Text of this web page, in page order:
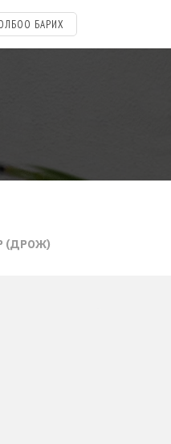
БАРИХ
(ДРОЖ)